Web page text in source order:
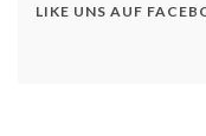
LIKE UNS AUF